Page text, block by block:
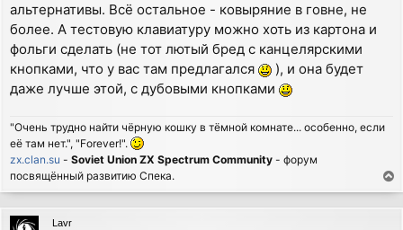
альтернативы. Всё остальное - ковыряние в говне, не
более. А тестовую клавиатуру можно хоть из картона и
фольги сделать (не тот лютый бред с канцелярскими
кнопками, что у вас там предлагался
), и она будет
даже лучше этой, с дубовыми кнопками
"Очень трудно найти чёрную кошку в тёмной комнате... особенно, если
её там нет.", "Forever!".
zx.clan.su - Soviet Union ZX Spectrum Community - форум
посвящённый развитию Спека.
o
p
Lavr